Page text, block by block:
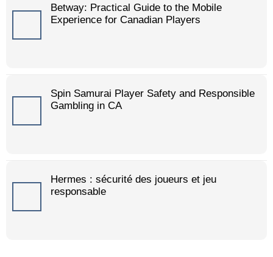
Betway: Practical Guide to the Mobile
Experience for Canadian Players
Spin Samurai Player Safety and Responsible
Gambling in CA
Hermes : sécurité des joueurs et jeu
responsable